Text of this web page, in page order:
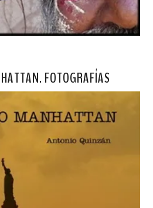
FOTOGRAFÍAS